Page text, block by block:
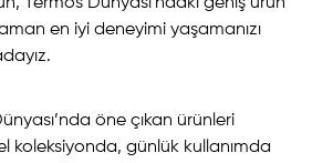
en iyi deneyimi yaşamanızı
öne çıkan ürünleri
koleksiyonda, günlük kullanımda